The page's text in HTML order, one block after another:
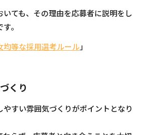
ても、その理由を応募者に説明をし
。
均等な採用選考ルール」
くり
すい雰囲気づくりがポイントとなり